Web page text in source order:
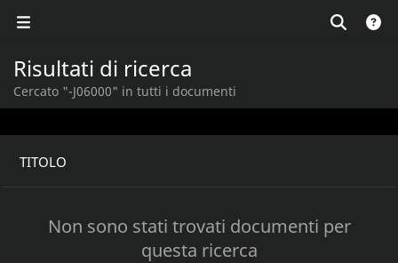
Risultati di ricerca
Cercato "-J06000" in tutti i documenti
TITOLO
Non sono stati trovati documenti per
questa ricerca